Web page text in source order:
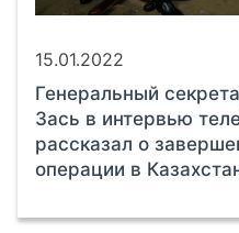
15.01.2022
Генеральный
Зась в интервью
рассказал о
операции в